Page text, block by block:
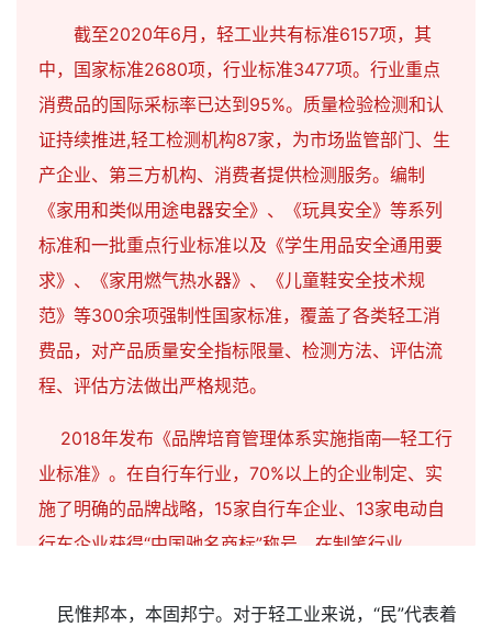
截至2020年6月，轻工业共有标准6157项，其
中，国家标准2680项，行业标准3477项。行业重点
消费品的国际采标率已达到95%。质量检验检测和认
证持续推进,轻工检测机构87家，为市场监管部门、生
产企业、第三方机构、消费者提供检测服务。编制
《家用和类似用途电器安全》、《玩具安全》等系列
标准和一批重点行业标准以及《学生用品安全通用要
求》、《家用燃气热水器》、《儿童鞋安全技术规
范》等300余项强制性国家标准，覆盖了各类轻工消
费品，对产品质量安全指标限量、检测方法、评估流
程、评估方法做出严格规范。
2018年发布《品牌培育管理体系实施指南—轻工行
业标准》。在自行车行业，70%以上的企业制定、实
施了明确的品牌战略，15家自行车企业、13家电动自
行车企业获得“中国驰名商标”称号。在制笔行业，
企业，15个轻工优势品牌产品。一批中国自主品牌开
民惟邦本，本固邦宁。对于轻工业来说，“民”代表着